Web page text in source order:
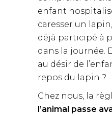
enfant
caresser un
déjà participé à
dans la journée.
au désir de
repos du lapin ?
Chez nous, la
l’animal passe